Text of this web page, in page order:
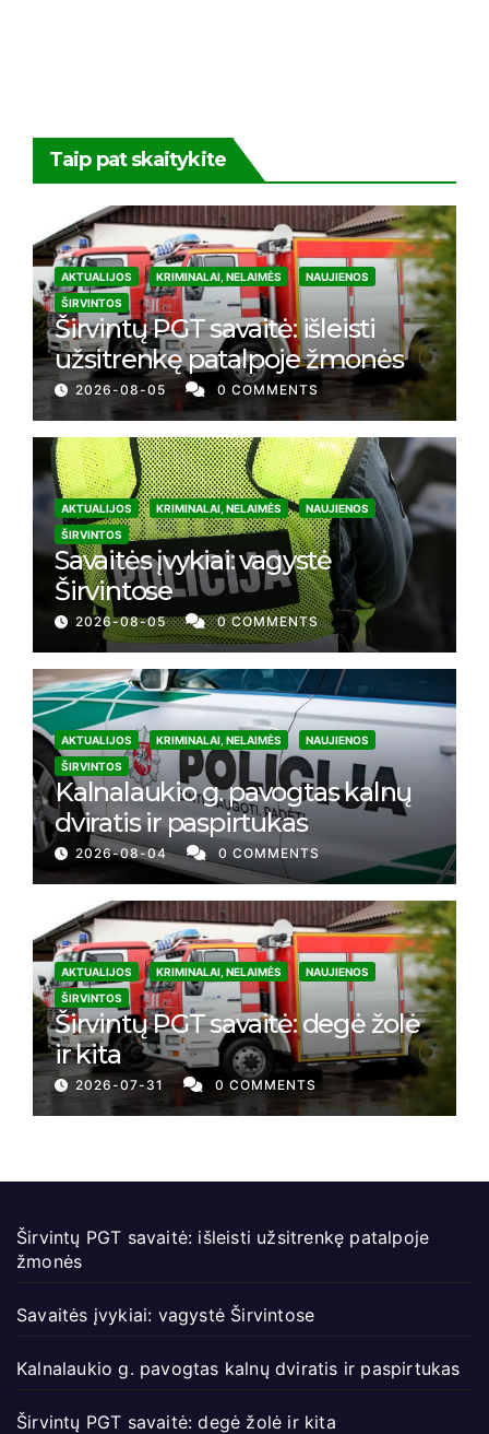
Taip pat skaitykite
AKTUALIJOS KRIMINALAI, NELAIMĖS
NAUJIENOS
ŠIRVINTOS
Širvintų PGT savaitė: išleisti
užsitrenkę patalpoje žmonės
2026-08-05 0 COMMENTS
AKTUALIJOS KRIMINALAI, NELAIMĖS
NAUJIENOS
ŠIRVINTOS
Savaitės įvykiai: vagystė
Širvintose
2026-08-05 0 COMMENTS
AKTUALIJOS KRIMINALAI, NELAIMĖS
NAUJIENOS
ŠIRVINTOS
Kalnalaukio g. pavogtas kalnų
dviratis ir paspirtukas
2026-08-04 0 COMMENTS
AKTUALIJOS KRIMINALAI, NELAIMĖS
NAUJIENOS
ŠIRVINTOS
Širvintų PGT savaitė: degė žolė
ir kita
2026-07-31 0 COMMENTS
Širvintų PGT savaitė: išleisti užsitrenkę patalpoje
žmonės
Savaitės įvykiai: vagystė Širvintose
Kalnalaukio g. pavogtas kalnų dviratis ir paspirtukas
Širvintų PGT savaitė: degė žolė ir kita